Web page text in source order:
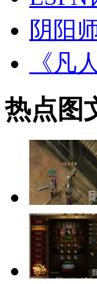
阴阳
《凡
热点图